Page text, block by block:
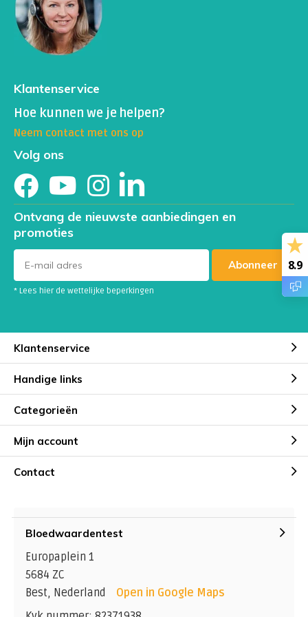
Klantenservice
Hoe kunnen we je helpen?
Neem contact met ons op
Volg ons
Ontvang de nieuwste aanbiedingen en
promoties
Abonneer
* Lees hier de wettelijke beperkingen
Klantenservice
Handige links
Categorieën
Mijn account
Contact
Bloedwaardentest
Europaplein 1
5684 ZC
Best, Nederland
Open in Google Maps
8.9